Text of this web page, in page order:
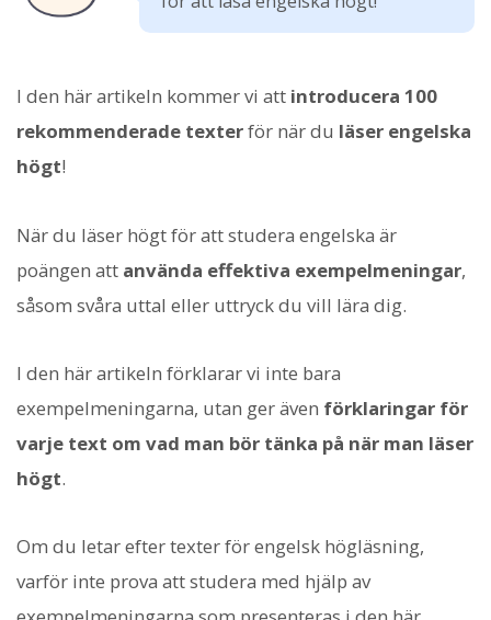
I den här artikeln kommer vi att introducera 100
rekommenderade texterför när du läser engelska
högt!
När du läser högt för att studera engelska är
poängen att använda effektiva exempelmeningar,
såsom svåra uttal eller uttryck du vill lära dig.
I den här artikeln förklarar vi inte bara
exempelmeningarna, utan ger även förklaringar för
varje text om vad man bör tänka på när man läser
högt.
Om du letar efter texter för engelsk högläsning,
varför inte prova att studera med hjälp av